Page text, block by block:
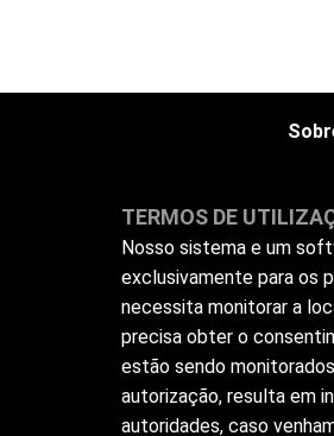
TERMOS DE
Nosso sistema e um
exclusivamente para os
necessita monitorar a
precisa obter o
estão sendo
autorização, resulta em
autoridades, caso